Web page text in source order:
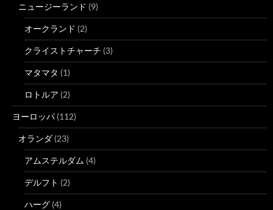
ニュージーランド (9)
オークランド (2)
クライストチャーチ (3)
マタマタ (1)
ロトルア (2)
ヨーロッパ (112)
オランダ (23)
アムステルダム (4)
デルフト (2)
ハーグ (4)